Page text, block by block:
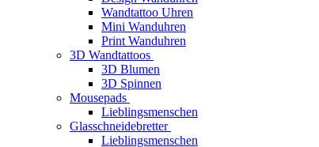
Wandtattoo Uhren
Mini Wanduhren
Print Wanduhren
3D Wandtattoos
3D Blumen
3D Spinnen
Mousepads
Lieblingsmenschen
Glasschneidebretter
Lieblingsmenschen